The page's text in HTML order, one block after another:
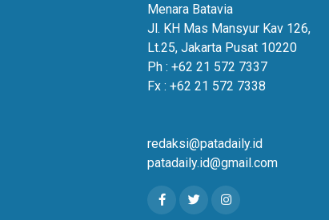
Menara Batavia
Jl. KH Mas Mansyur Kav 126,
Lt.25, Jakarta Pusat 10220
Ph : +62 21 572 7337
Fx : +62 21 572 7338
redaksi@patadaily.id
patadaily.id@gmail.com